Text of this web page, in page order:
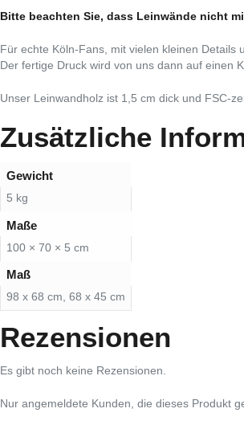
Bitte beachten Sie, dass Leinwände nicht
Für echte Köln-Fans, mit vielen kleinen
Der fertige Druck wird von uns dann auf einen
Unser Leinwandholz ist 1,5 cm dick und FSC-
Zusätzliche
Gewicht
5 kg
Maße
100 × 70 × 5 cm
Maß
98 x 68 cm, 68 x 45 cm
Rezensionen
Es gibt noch keine Rezensionen.
Nur angemeldete Kunden, die dieses Produkt